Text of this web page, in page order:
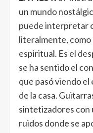
un mundo
puede interpretar
literalmente,
espiritual. Es el
se ha sentido el
que pasó viendo
de la casa.
sintetizadores con
ruidos donde se